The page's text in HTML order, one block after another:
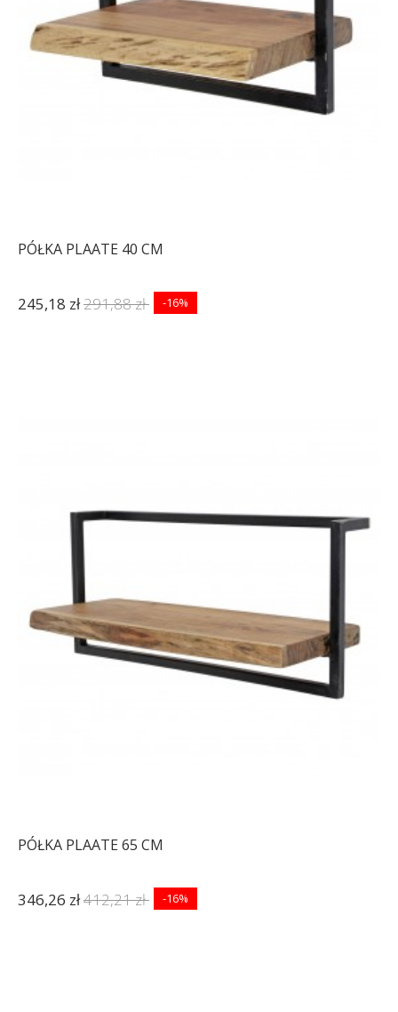
PÓŁKA PLAATE 40 CM
245,18 zł291,88 zł -16%
PÓŁKA PLAATE 65 CM
346,26 zł412,21 zł -16%